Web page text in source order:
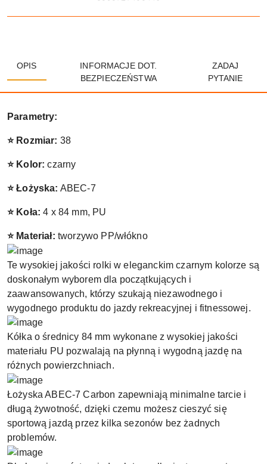
OPIS
INFORMACJE DOT.
BEZPIECZEŃSTWA
ZADAJ
PYTANIE
Parametry:
⭐ Rozmiar: 38
⭐ Kolor: czarny
⭐ Łożyska: ABEC-7
⭐ Koła: 4 x 84 mm, PU
⭐ Materiał: tworzywo PP/włókno
Te wysokiej jakości rolki w eleganckim czarnym kolorze są
doskonałym wyborem dla początkujących i
zaawansowanych, którzy szukają niezawodnego i
wygodnego produktu do jazdy rekreacyjnej i fitnessowej.
Kółka o średnicy 84 mm wykonane z wysokiej jakości
materiału PU pozwalają na płynną i wygodną jazdę na
różnych powierzchniach.
Łożyska ABEC-7 Carbon zapewniają minimalne tarcie i
długą żywotność, dzięki czemu możesz cieszyć się
sportową jazdą przez kilka sezonów bez żadnych
problemów.